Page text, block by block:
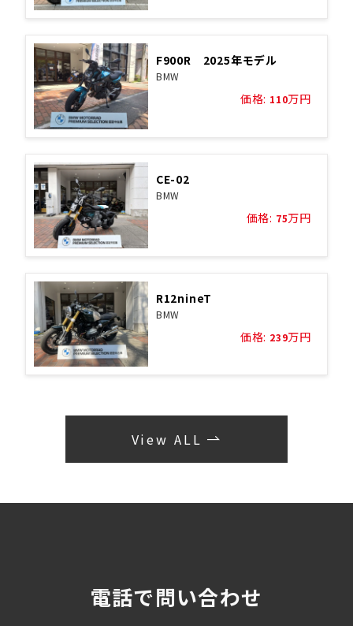
F900R 2025年モデル
BMW
価格: 110万円
CE-02
BMW
価格: 75万円
R12nineT
BMW
価格: 239万円
View ALL
電話で問い合わせ